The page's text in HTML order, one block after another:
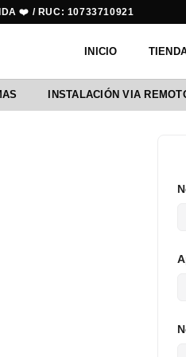
❤️ / RUC: 10733710921
INICIO
INSTALACIÓN VIA